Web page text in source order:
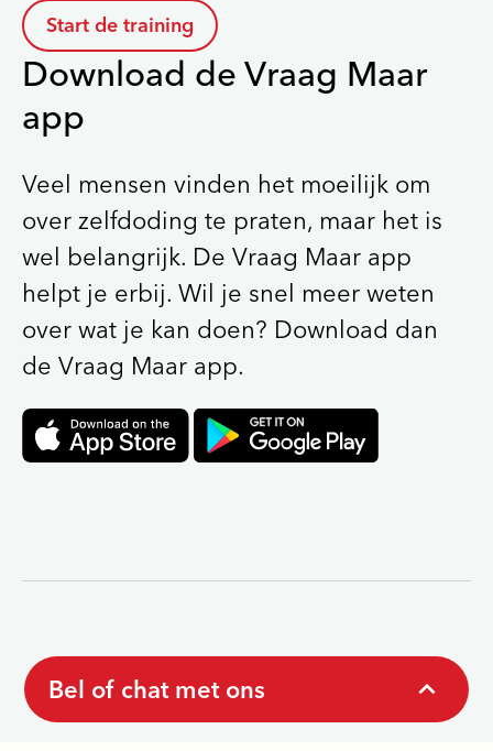
Bel of chat met ons
Start de training
Download de Vraag Maar
app
Veel mensen vinden het moeilijk om
over zelfdoding te praten, maar het is
wel belangrijk. De Vraag Maar app
helpt je erbij. Wil je snel meer weten
over wat je kan doen? Download dan
de Vraag Maar app.